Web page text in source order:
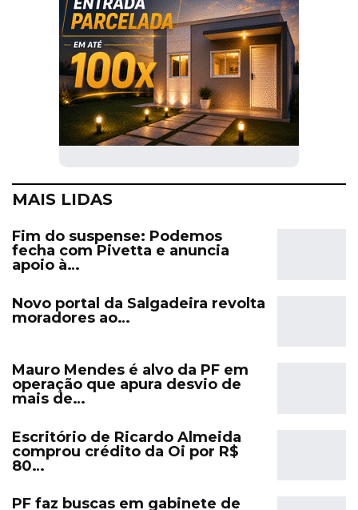
MAIS LIDAS
Fim do suspense: Podemos
fecha com Pivetta e anuncia
apoio à…
Novo portal da Salgadeira revolta
moradores ao…
Mauro Mendes é alvo da PF em
operação que apura desvio de
mais de…
Escritório de Ricardo Almeida
comprou crédito da Oi por R$
80…
PF faz buscas em gabinete de